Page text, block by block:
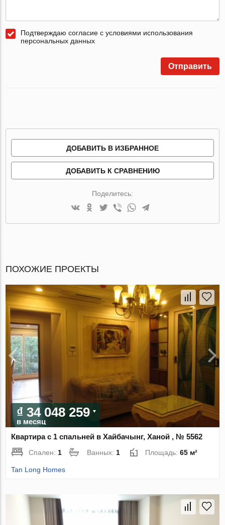
Подтверждаю согласие с условиями использования
персональных данных
Отправить
ДОБАВИТЬ В ИЗБРАННОЕ
ДОБАВИТЬ К СРАВНЕНИЮ
Поделитесь:
ПОХОЖИЕ ПРОЕКТЫ
₫ 34 048 259
в месяц
Квартира с 1 спальней в Хайбачынг, Ханой , № 5562
Спален:1 Ванных:1 Площадь:65 м²
Tan Long Homes